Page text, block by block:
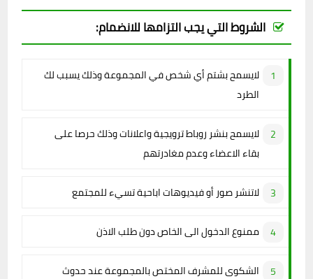
الشروط التي يجب التزامها للانضمام:
لايسمح بشتم أي شخص في المجموعة وذلك يسبب لك
الطرد
لايسمح بنشر روباط ترويجية واعلانات وذلك حرصا على
بقاء الاعضاء وعدم مغادرتهم
لاتنشر صور أو فيديوهات اباحية تسيء للمجتمع
ممنوع الدخول الى الخاص دون طلب الاذن
الشكوى للمشرف المختص بالمجموعة عند حدوث